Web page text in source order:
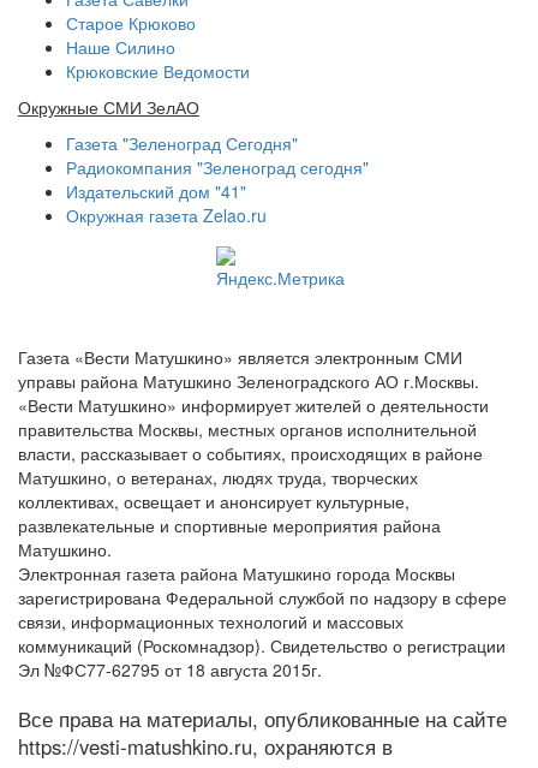
Старое Крюково
Наше Силино
Крюковские Ведомости
Окружные СМИ ЗелАО
Газета "Зеленоград Сегодня"
Радиокомпания "Зеленоград сегодня"
Издательский дом "41"
Окружная газета Zelao.ru
Газета «Вести Матушкино» является электронным СМИ
управы района Матушкино Зеленоградского АО г.Москвы.
«Вести Матушкино» информирует жителей о деятельности
правительства Москвы, местных органов исполнительной
власти, рассказывает о событиях, происходящих в районе
Матушкино, о ветеранах, людях труда, творческих
коллективах, освещает и анонсирует культурные,
развлекательные и спортивные мероприятия района
Матушкино.
Электронная газета района Матушкино города Москвы
зарегистрирована Федеральной службой по надзору в сфере
связи, информационных технологий и массовых
коммуникаций (Роскомнадзор). Свидетельство о регистрации
Эл №ФС77-62795 от 18 августа 2015г.
Все права на материалы, опубликованные на сайте
https://vesti-matushkino.ru, охраняются в